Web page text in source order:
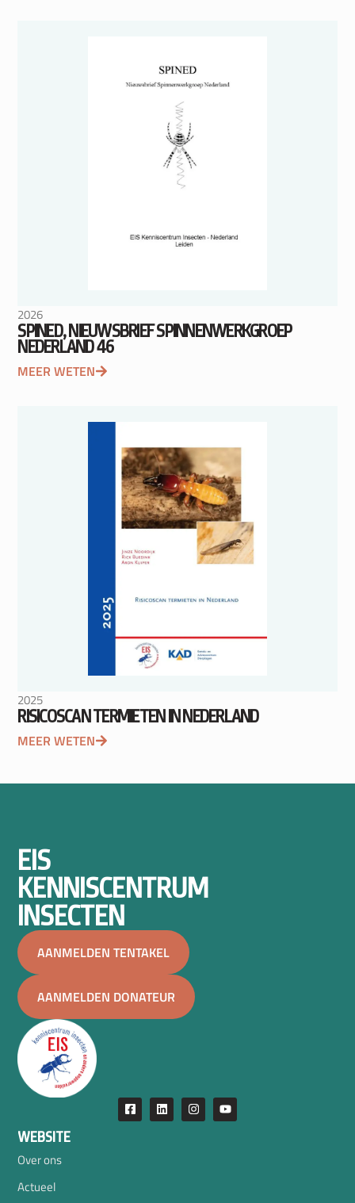
2026
SPINED, NIEUWSBRIEF SPINNENWERKGROEP
NEDERLAND 46
MEER WETEN
2025
RISICOSCAN TERMIETEN IN NEDERLAND
MEER WETEN
EIS
KENNISCENTRUM
INSECTEN
AANMELDEN TENTAKEL
AANMELDEN DONATEUR
WEBSITE
Over ons
Actueel